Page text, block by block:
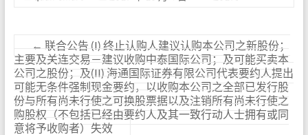
← 联合公告 (I) 终止认购人建议认购本公司之新股份；
主要及关连交易－建议收购中泰国际公司；及可能买卖本
公司之股份；及(II) 海通国际证券有限公司代表要约人提出
可能无条件强制现金要约，以收购本公司之全部已发行股
份与所有尚未行使之可换股票据以及注销所有尚未行使之
购股权（不包括已经由要约人及其一致行动人士拥有或同
意将予收购者）失效